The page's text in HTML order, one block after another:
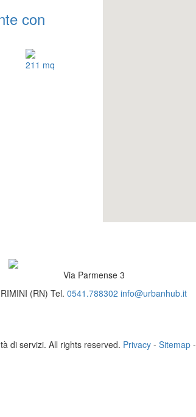
con
211 mq
Via Parmense 3
RIMINI (RN) Tel. 0541.788302 info@urbanhub.it
di servizi. All rights reserved. Privacy- Sitemap-